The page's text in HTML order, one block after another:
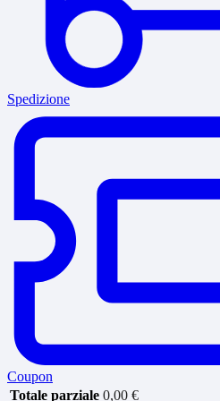
Spedizione
Coupon
Totale parziale 0,00 €